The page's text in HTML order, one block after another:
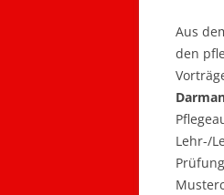
Aus
den
Lehr-/